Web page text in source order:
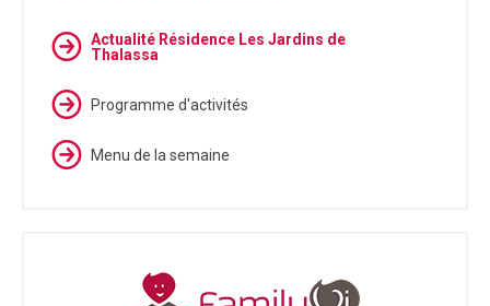
Actualité Résidence Les Jardins de
Thalassa
Programme d'activités
Menu de la semaine